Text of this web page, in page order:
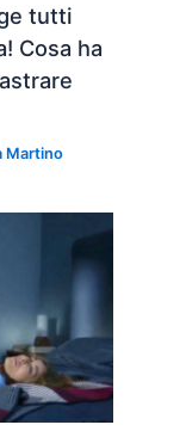
tutti
Cosa ha
Martino